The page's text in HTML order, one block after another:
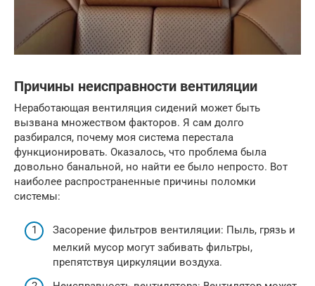
Причины неисправности вентиляции
Неработающая вентиляция сидений может быть
вызвана множеством факторов. Я сам долго
разбирался, почему моя система перестала
функционировать. Оказалось, что проблема была
довольно банальной, но найти ее было непросто. Вот
наиболее распространенные причины поломки
системы:
Засорение фильтров вентиляции: Пыль, грязь и
мелкий мусор могут забивать фильтры,
препятствуя циркуляции воздуха.